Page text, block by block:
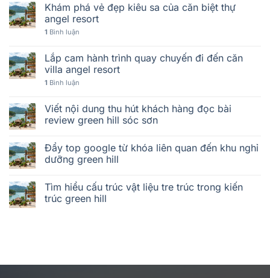
Khám phá vẻ đẹp kiêu sa của căn biệt thự
angel resort
1 Bình luận
Lắp cam hành trình quay chuyến đi đến căn
villa angel resort
1 Bình luận
Viết nội dung thu hút khách hàng đọc bài
review green hill sóc sơn
Đẩy top google từ khóa liên quan đến khu nghỉ
dưỡng green hill
Tìm hiểu cấu trúc vật liệu tre trúc trong kiến
trúc green hill